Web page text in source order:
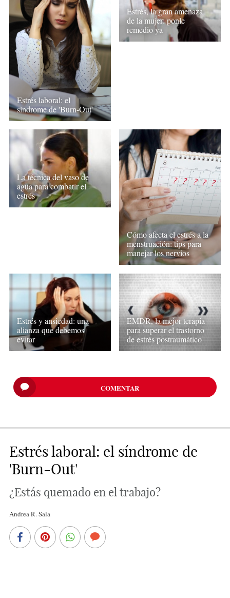
Estrés laboral: el
síndrome de 'Burn-Out'
Estrés, la gran amenaza
de la mujer: ponle
remedio ya
La técnica del vaso de
agua para combatir el
estrés
Cómo afecta el estrés a la
menstruación: tips para
manejar los nervios
Estrés y ansiedad: una
alianza que debemos
evitar
EMDR, la mejor terapia
para superar el trastorno
de estrés postraumático
COMENTAR
Estrés laboral: el síndrome de
'Burn-Out'
¿Estás quemado en el trabajo?
Andrea R. Sala